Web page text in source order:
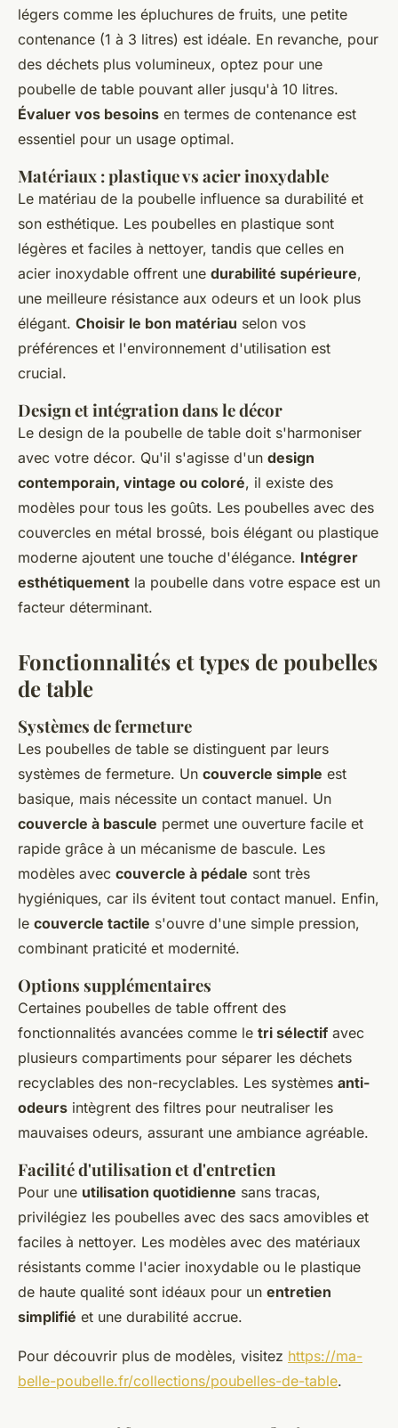
légers comme les épluchures de fruits, une petite
contenance (1 à 3 litres) est idéale. En revanche, pour
des déchets plus volumineux, optez pour une
poubelle de table pouvant aller jusqu'à 10 litres.
Évaluer vos besoins en termes de contenance est
essentiel pour un usage optimal.
Matériaux : plastique vs acier inoxydable
Le matériau de la poubelle influence sa durabilité et
son esthétique. Les poubelles en plastique sont
légères et faciles à nettoyer, tandis que celles en
acier inoxydable offrent une durabilité supérieure,
une meilleure résistance aux odeurs et un look plus
élégant. Choisir le bon matériau selon vos
préférences et l'environnement d'utilisation est
crucial.
Design et intégration dans le décor
Le design de la poubelle de table doit s'harmoniser
avec votre décor. Qu'il s'agisse d'un design
contemporain, vintage ou coloré, il existe des
modèles pour tous les goûts. Les poubelles avec des
couvercles en métal brossé, bois élégant ou plastique
moderne ajoutent une touche d'élégance. Intégrer
esthétiquement la poubelle dans votre espace est un
facteur déterminant.
Fonctionnalités et types de poubelles
de table
Systèmes de fermeture
Les poubelles de table se distinguent par leurs
systèmes de fermeture. Un couvercle simple est
basique, mais nécessite un contact manuel. Un
couvercle à bascule permet une ouverture facile et
rapide grâce à un mécanisme de bascule. Les
modèles avec couvercle à pédale sont très
hygiéniques, car ils évitent tout contact manuel. Enfin,
le couvercle tactile s'ouvre d'une simple pression,
combinant praticité et modernité.
Options supplémentaires
Certaines poubelles de table offrent des
fonctionnalités avancées comme le tri sélectif avec
plusieurs compartiments pour séparer les déchets
recyclables des non-recyclables. Les systèmes anti-
odeurs intègrent des filtres pour neutraliser les
mauvaises odeurs, assurant une ambiance agréable.
Facilité d'utilisation et d'entretien
Pour une utilisation quotidienne sans tracas,
privilégiez les poubelles avec des sacs amovibles et
faciles à nettoyer. Les modèles avec des matériaux
résistants comme l'acier inoxydable ou le plastique
de haute qualité sont idéaux pour un entretien
simplifié et une durabilité accrue.
Pour découvrir plus de modèles, visitez https://ma-
belle-poubelle.fr/collections/poubelles-de-table.